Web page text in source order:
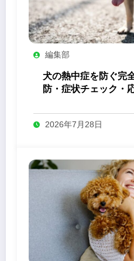
編集部
犬の熱中症を防ぐ完
防・症状チェック・
2026年7月28日